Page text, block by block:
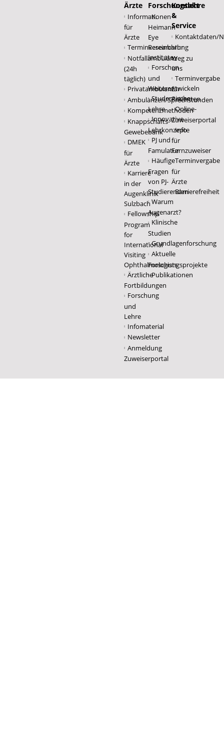
Ärzte
Informationen
für
Ärzte
Terminvereinbarung
Notfallambulanz
(24h
täglich)
Privatambulanz
Ambulanzen/Sprechstunden
Kompetenzmethoden
Knappschafts-
Gewebebank
DMEK
für
Ärzte
Karriere
in der
Augenklinik
Sulzbach
Fellowship
Program
for
International
Visiting
Ophthalmologists
Ärztliche
Fortbildungen
Forschung
und
Lehre
Infomaterial
Newsletter
Anmeldung
Zuweiserportal
Forschungslehre
K.
Heimann
Eye
Research
Institute
Forschen
und
Weiterentwickeln
Studentische
Lehre
Innovative
Lehrkonzepte
PJ und
Famulatur
Häufige
Fragen
von PJ-
Studierenden
Warum
Augenarzt?
Klinische
Studien
Grundlagenforschung
Aktuelle
Forschungsprojekte
Publikationen
Kontakt
&
Service
Kontaktdaten/
Ihr
Weg zu
uns
Terminvergabe
für
Patienten
Online-
Zuweiserportal
Info
für
Fernzuweiser
Terminvergabe
für
Ärzte
Barrierefreiheit